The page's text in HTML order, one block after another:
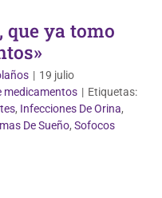
que ya tomo
| 19 julio
medicamentos | Etiquetas:
, Infecciones De Orina,
De Sueño, Sofocos